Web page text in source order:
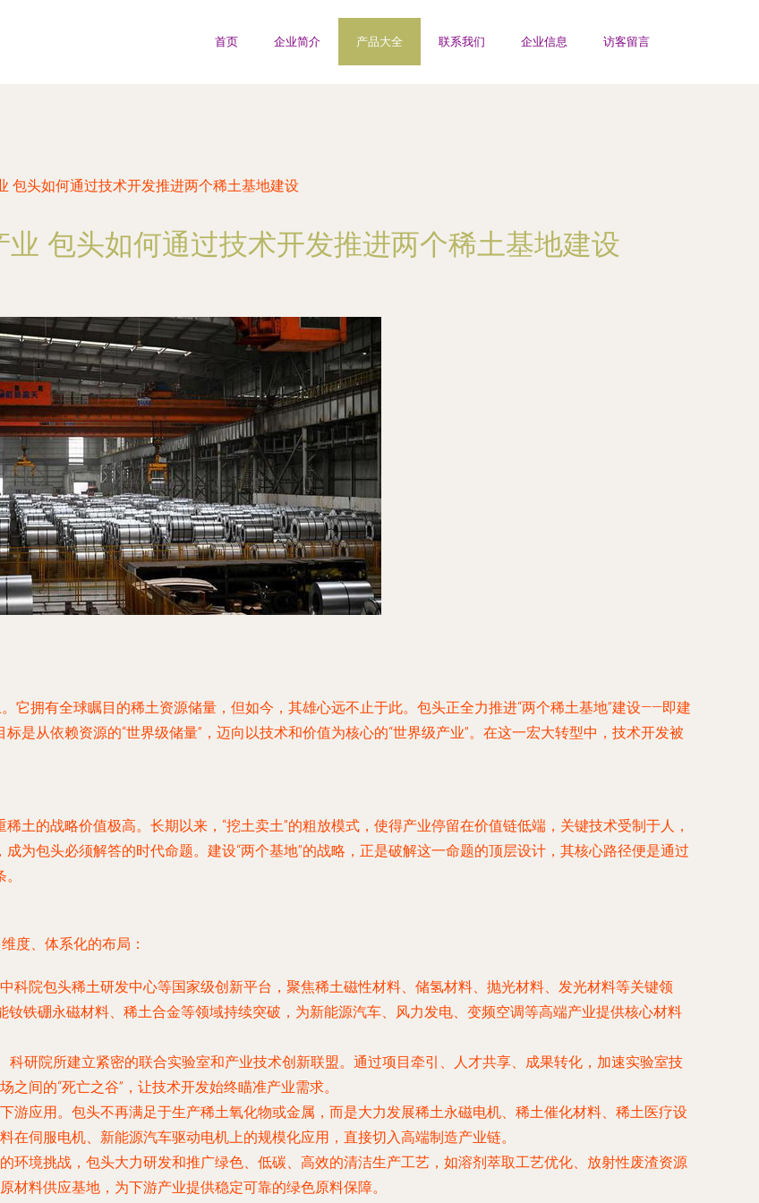
首页 企业简介 产品大全 联系我们 企业信息 访客留言
包头如何通过技术开发推进两个稀土基地建设
包头如何通过技术开发推进两个稀土基地建设
它拥有全球瞩目的稀土资源储量，但如今，其雄心远不止于此。包头正全力推进“两个稀土基地”建设——即建
是从依赖资源的“世界级储量”，迈向以技术和价值为核心的“世界级产业”。在这一宏大转型中，技术开发被
土的战略价值极高。长期以来，“挖土卖土”的粗放模式，使得产业停留在价值链低端，关键技术受制于人，
为包头必须解答的时代命题。建设“两个基地”的战略，正是破解这一命题的顶层设计，其核心路径便是通过
度、体系化的布局：
科院包头稀土研发中心等国家级创新平台，聚焦稀土磁性材料、储氢材料、抛光材料、发光材料等关键领
钕铁硼永磁材料、稀土合金等领域持续突破，为新能源汽车、风力发电、变频空调等高端产业提供核心材料
科研院所建立紧密的联合实验室和产业技术创新联盟。通过项目牵引、人才共享、成果转化，加速实验室技
间的“死亡之谷”，让技术开发始终瞄准产业需求。
游应用。包头不再满足于生产稀土氧化物或金属，而是大力发展稀土永磁电机、稀土催化材料、稀土医疗设
伺服电机、新能源汽车驱动电机上的规模化应用，直接切入高端制造产业链。
环境挑战，包头大力研发和推广绿色、低碳、高效的清洁生产工艺，如溶剂萃取工艺优化、放射性废渣资源
料供应基地，为下游产业提供稳定可靠的绿色原料保障。